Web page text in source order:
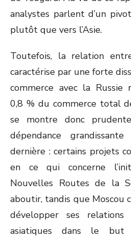
analystes parlent d’un
plutôt que vers l’Asie.
Toutefois, la relation
caractérise par une forte
commerce avec la Russie
0,8 % du commerce total
se montre donc
dépendance
dernière : certains projets
en ce qui concerne
Nouvelles Routes de la
aboutir, tandis que Moscou
développer ses relations
asiatiques dans le but